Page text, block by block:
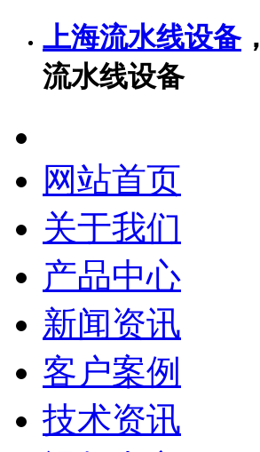
上海流水线设备，
流水线设备
网站首页
关于我们
产品中心
新闻资讯
客户案例
技术资讯